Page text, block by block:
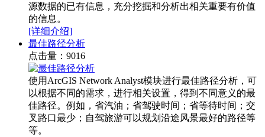
源数据的已有信息，充分挖掘和分析出相关重要有价值
的信息。
[详细介绍]
最佳路径分析
点击量：9016
使用ArcGIS Network Analyst模块进行最佳路径分析，可
以根据不同的需求，进行相关设置，得到不同意义的最
佳路径。例如，省汽油；省驾驶时间；省等待时间；交
叉路口最少；自驾旅游可以规划沿途风景最好的路径等
等。